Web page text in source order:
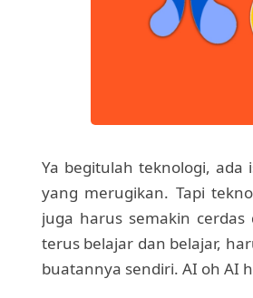
Ya begitulah teknologi, ada
yang merugikan. Tapi
juga harus semakin
terus belajar dan belajar,
buatannya sendiri. AI oh AI